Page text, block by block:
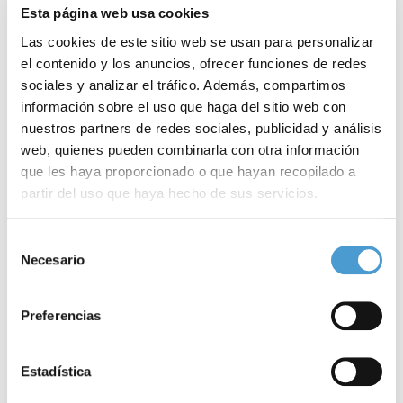
Esta página web usa cookies
Las cookies de este sitio web se usan para personalizar
el contenido y los anuncios, ofrecer funciones de redes
sociales y analizar el tráfico. Además, compartimos
información sobre el uso que haga del sitio web con
nuestros partners de redes sociales, publicidad y análisis
web, quienes pueden combinarla con otra información
que les haya proporcionado o que hayan recopilado a
partir del uso que haya hecho de sus servicios.
de cookies
Necesario
Preferencias
Estadística
Parainscribirte pincha aquí–el plazo finaliza el próximo lunes,11
de abril.
– A día de hoy, 110 asociaciones de pacientes dedicadas a las
enfermedades raras son ya miembros activos de Somos
Pacientes. ¿Y la tuya?
relacionadas